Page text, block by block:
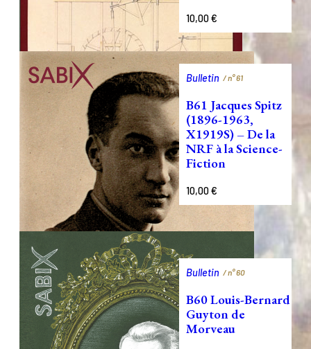
10,00€
Bulletin / n°61
B61 Jacques Spitz
(1896-1963,
X1919S) – De la
NRF à la Science-
Fiction
10,00€
Bulletin / n°60
B60 Louis-Bernard
Guyton de
Morveau